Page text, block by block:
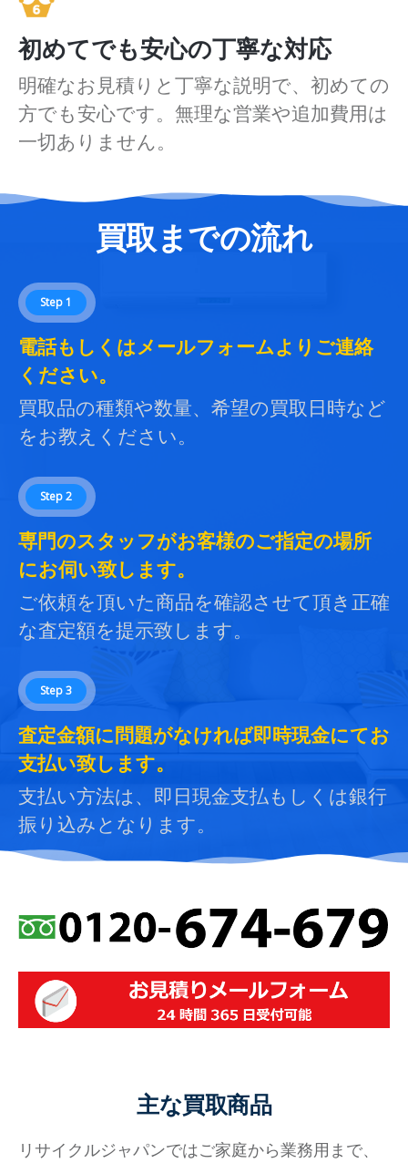
初めてでも安心の丁寧な対応
明確なお見積りと丁寧な説明で、初めての
方でも安心です。無理な営業や追加費用は
一切ありません。
買取までの流れ
Step 1
電話もしくはメールフォームよりご連絡
ください。
買取品の種類や数量、希望の買取日時など
をお教えください。
Step 2
専門のスタッフがお客様のご指定の場所
にお伺い致します。
ご依頼を頂いた商品を確認させて頂き正確
な査定額を提示致します。
Step 3
査定金額に問題がなければ即時現金にてお
支払い致します。
支払い方法は、即日現金支払もしくは銀行
振り込みとなります。
主な買取商品
リサイクルジャパンではご家庭から業務用まで、